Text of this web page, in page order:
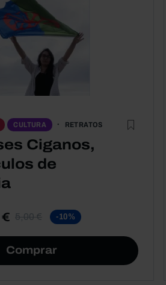
CULTURA RETRATOS
Ciganos,
de
5,00 € -10%
Comprar